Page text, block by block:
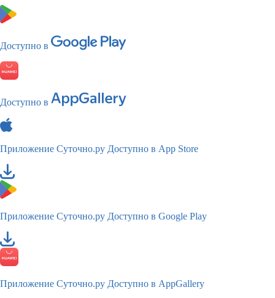
Доступно в
Доступно в
Приложение Суточно.ру Доступно в App Store
Приложение Суточно.ру Доступно в Google Play
Приложение Суточно.ру Доступно в AppGallery